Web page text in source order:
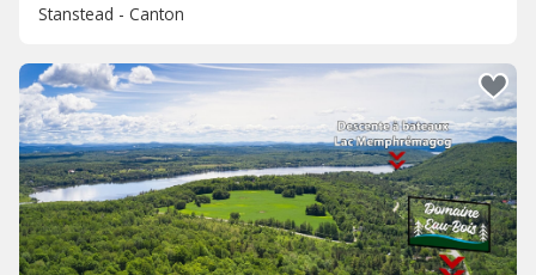
Stanstead - Canton